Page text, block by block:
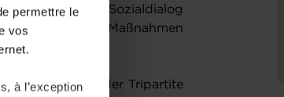
permettre le
vos
à l’exception
Einigung beim Sozialdialog
Einzelne Maßnahmen
Einigung bei der Tripartite